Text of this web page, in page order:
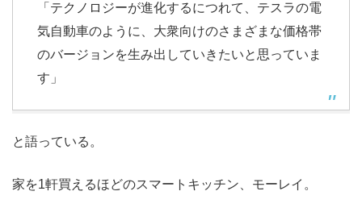
「テクノロジーが進化するにつれて、テスラの電
気自動車のように、大衆向けのさまざまな価格帯
のバージョンを生み出していきたいと思っていま
す」
と語っている。
家を1軒買えるほどのスマートキッチン、モーレイ。